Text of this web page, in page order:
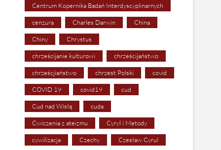
Centrum Kopernika Badań Interdyscyplinarnych
cenzura Charles Darwin China
Chiny Chrystus
chrześcijanie kulturowi chrześcijaństwo
chrześcjiaństwo chrzest Polski covid
COVID 19 covid19 cud
Cud nad Wisłą cuda
Ćwiczenia z ateizmu Cyryl i Metody
cywilizacja Czechy Czesław Cyrul